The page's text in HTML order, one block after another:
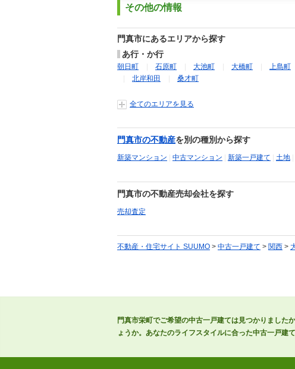
その他の情報
門真市にあるエリアから探す
あ行・か行
朝日町 石原町 大池町 大橋町 上島町
北岸和田
桑才町
全てのエリアを見る
門真市の不動産を別の種別から探す
新築マンション 中古マンション 新築一戸建て 土地
門真市の不動産売却会社を探す
売却査定
不動産・住宅サイト SUUMO > 中古一戸建て > 関西 >
門真市栄町でご希望の中古一戸建ては見つかりました
ょうか。あなたのライフスタイルに合った中古一戸建